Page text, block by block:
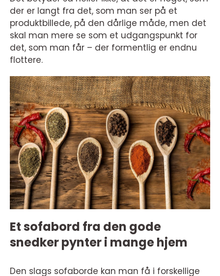
der er langt fra det, som man ser på et
produktbillede, på den dårlige måde, men det
skal man mere se som et udgangspunkt for
det, som man får – der formentlig er endnu
flottere.
Et sofabord fra den gode
snedker pynter i mange hjem
Den slags sofaborde kan man få i forskellige